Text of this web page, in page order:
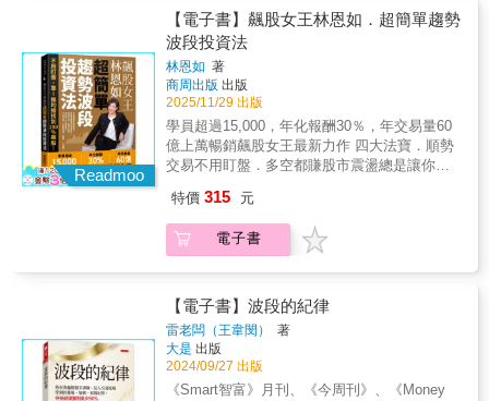
冊》作者游庭皓｜財經直播主資工心理人｜財
經部落客、「資工心理人的理財筆記」粉絲團
版主葉韋辰（Ego）｜台股正念交易師謝晨彥｜
股怪教授、《ETF佛系致富》作者謝富旭｜
《存股助理電子報》總編輯、《中年財富覺
醒》作者國外好評推薦──凡恩．沙普｜國際知
名投資顧問、教練庫倫．羅奇｜奧盛投資公司
創辦人暨執行長湯姆．巴索｜知名順勢交易
資管理公司首席投資長馬克．梅林｜《高績效
期貨管理》作者安迪森．維金｜知名暢銷財經
作家小莫瑞．魯傑羅｜線上交易系統
TradersStudio Inc.研究與發展部門副總裁路易
Associates, Inc.創始人暨董事長 這本書最值
得讀的地方，在於它逼你面對幾個很不舒服的
問題：你有沒有一套完整的投資系統？你怎麼
定義自己錯了？你願意為了捕捉少數大機會，
承受多少次小失敗？你到底是在管理風險，還
是在管理自己的面子？如果一本投資書能讓你
算力，深度拆解過去 37 年的全球數據，將艱澀
的「本益比」與「景氣燈號」化為小白一秒就
懂的判斷依據。驚人的累積獲利不是神話，而
是驗證出的致富軌跡。本書不教你賭未來，而
是帶你從歷史的深度中，看清「超額報酬」的
本質。誰適合閱讀本書？【 理財新手 】不看複
雜線圖，每年 10 分鐘安穩獲利，避開股海冤枉
路。【阿甘老朋友】認同簡單哲學，想進一步
提升實戰威力，讓績效再度進化。【 AI 投資
族】識破 AI 投資誤區，學會「人腦導航」，掌
握正確獲利邏輯。【績效追求者】不甘平庸報
酬，在安全前提下啟動超額引擎，讓財富翻
倍。
天敵識破「貪、怕、沒耐心」的人性幻覺，避
免成為情緒的犧牲品；引進達摩「安心」智
慧，修練出股災時安然入睡的定力。看清「誠
實報酬」的邊界而不被暴利誘惑，才能踩在最
紮實的階梯上，踏實地實現財富目標。★ 4 大
人生規劃：撰寫你的「人生地圖」──導航，是
為了不迷失在當下在人生地圖的每個階段，本
書就是你不可或缺的「投資說明書」：從建立
推演看清未來風景；並由26年數據導航看穿波
產，讓人生每一步都走得更穩更安心。★ 5 組
實戰工具：簡單、安全、有績效的觀念系統運
用「64法則」配置不倒堡壘，在波動中安然入
睡；鎖定市值型ETF，讓全球龍頭企業為你打
工。領悟72法則複利，實踐慢慢變有錢的理財
哲學；透過動態再平衡與安全邊際管理，在恐
慌中守住航向，確保理財長跑不被心魔驅逐出
場。人生就像一盒巧克力，你永遠不知道下一
顆是什麼味道；但阿甘投資法會給你一張清
管理，深入探討金錢觀、理財觀與投資觀的底
層邏輯。他們主張，財富自由更像是一場有意
識的生活設計：【重塑觀念】金錢只是實現理
想的工具，而非最終目的。【創造餘裕】設定
具體目標，在忙碌生活中增加效率、減少拖
延。【奪回主導】實現有錢、有閒、好健康、
好關係的幸福平衡。翻開本書，你將學會管理
欲望、提升自我價值，告別金錢焦慮和認知盲
點，最終達成財務與心理的雙重自由。邁向財
富自由四階段1. 建立健康金錢觀：財富不是只
觀：花錢是一種天賦，存錢是一種選擇3. 掌握
穩健投資觀：別羨慕快富的運氣，要追求慢富
的實力4. 收穫嶄新人生觀：重塑金錢三觀，活
前哨站」站長吳家德｜NU PASTA總經理／職
場作家吳淡如｜作家周慕姿｜《情緒勒索》作
者／諮商心理師愛瑞克｜《命定之書》作者／
TMBA共同創辦人趙胤丞｜企管講師、顧問劉
軒｜作家／正向心理學者歐陽立中｜作家蔡淇
Readmoo
【電子書】飆股女王林恩如．超簡單趨勢
波段投資法
林恩如 著
商周出版 出版
2025/11/29 出版
學員超過15,000，年化報酬30％，年交易量60
億上萬暢銷飆股女王最新力作 四大法寶．順勢
交易不用盯盤．多空都賺股市震盪總是讓你焦
略，不想純粹靠運氣？飆股女王林恩如推廣長
達13年、上萬學員受惠的投資法，將告訴你： ‧
如何抓住浪力最飽滿的波段？‧多頭與空頭市場
如何解讀市場資訊與買賣強度？ 任何人都看得
懂、學得會，有機會在市場獲利，坐著不動都
贏就靠「超簡單趨勢波段投資法」！
特價 315 元
電子書
【電子書】波段的紀律
雷老闆（王韋閔）
著
大是 出版
2024/09/27 出版
《Smart智富》月刊、《今周刊》、《Money